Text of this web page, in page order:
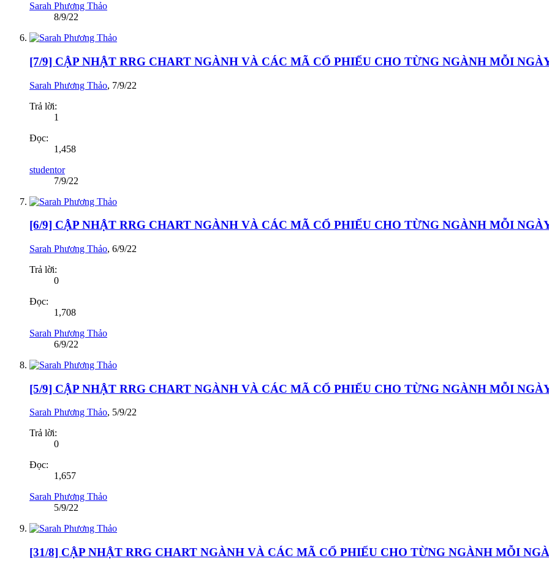
Sarah Phương Thảo
8/9/22
[7/9] CẬP NHẬT RRG CHART NGÀNH VÀ CÁC MÃ CỔ PHIẾU CHO TỪNG NGÀNH MỖI
Sarah Phương Thảo, 7/9/22
Trả lời:
1
Đọc:
1,458
studentor
7/9/22
[6/9] CẬP NHẬT RRG CHART NGÀNH VÀ CÁC MÃ CỔ PHIẾU CHO TỪNG NGÀNH MỖI
Sarah Phương Thảo, 6/9/22
Trả lời:
0
Đọc:
1,708
Sarah Phương Thảo
6/9/22
[5/9] CẬP NHẬT RRG CHART NGÀNH VÀ CÁC MÃ CỔ PHIẾU CHO TỪNG NGÀNH MỖI
Sarah Phương Thảo, 5/9/22
Trả lời:
0
Đọc:
1,657
Sarah Phương Thảo
5/9/22
[31/8] CẬP NHẬT RRG CHART NGÀNH VÀ CÁC MÃ CỔ PHIẾU CHO TỪNG NGÀNH MỖI